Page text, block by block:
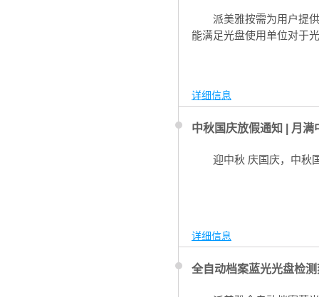
派美雅按需为用户提
能满足光盘使用单位对于
详细信息
中秋国庆放假通知 | 月满
迎中秋 庆国庆，中秋
详细信息
全自动档案蓝光光盘检